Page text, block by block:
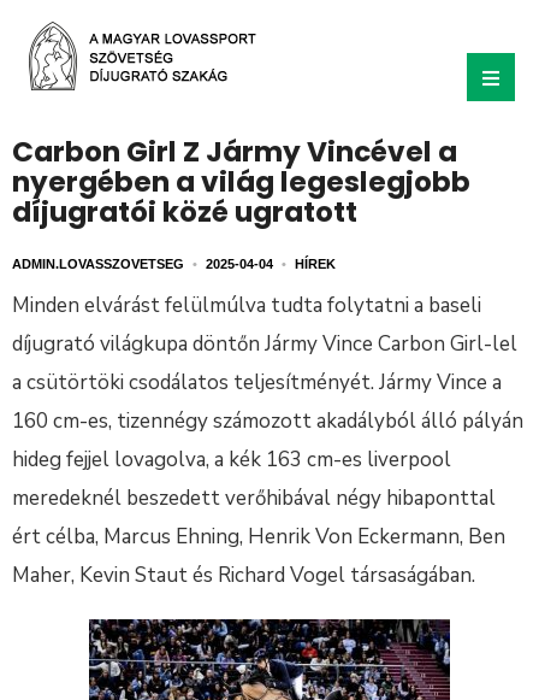
Carbon Girl Z Jármy Vincével a
nyergében a világ legeslegjobb
díjugratói közé ugratott
ADMIN.LOVASSZOVETSEG • 2025-04-04 • HÍREK
Minden elvárást felülmúlva tudta folytatni a baseli
díjugrató világkupa döntőn Jármy Vince Carbon Girl-lel
a csütörtöki csodálatos teljesítményét. Jármy Vince a
160 cm-es, tizennégy számozott akadályból álló pályán
hideg fejjel lovagolva, a kék 163 cm-es liverpool
meredeknél beszedett verőhibával négy hibaponttal
ért célba, Marcus Ehning, Henrik Von Eckermann, Ben
Maher, Kevin Staut és Richard Vogel társaságában.